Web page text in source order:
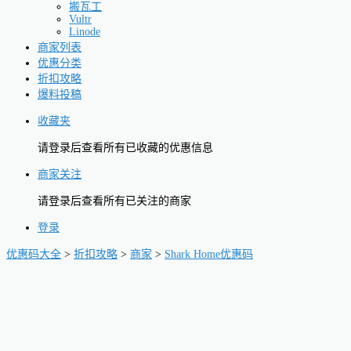
搬瓦工
Vultr
Linode
商家列表
优惠分类
折扣攻略
爆料投稿
收藏夹
请登录后查看所有已收藏的优惠信息
商家关注
请登录后查看所有已关注的商家
登录
优惠码大全 > 折扣攻略 > 商家 > Shark Home优惠码